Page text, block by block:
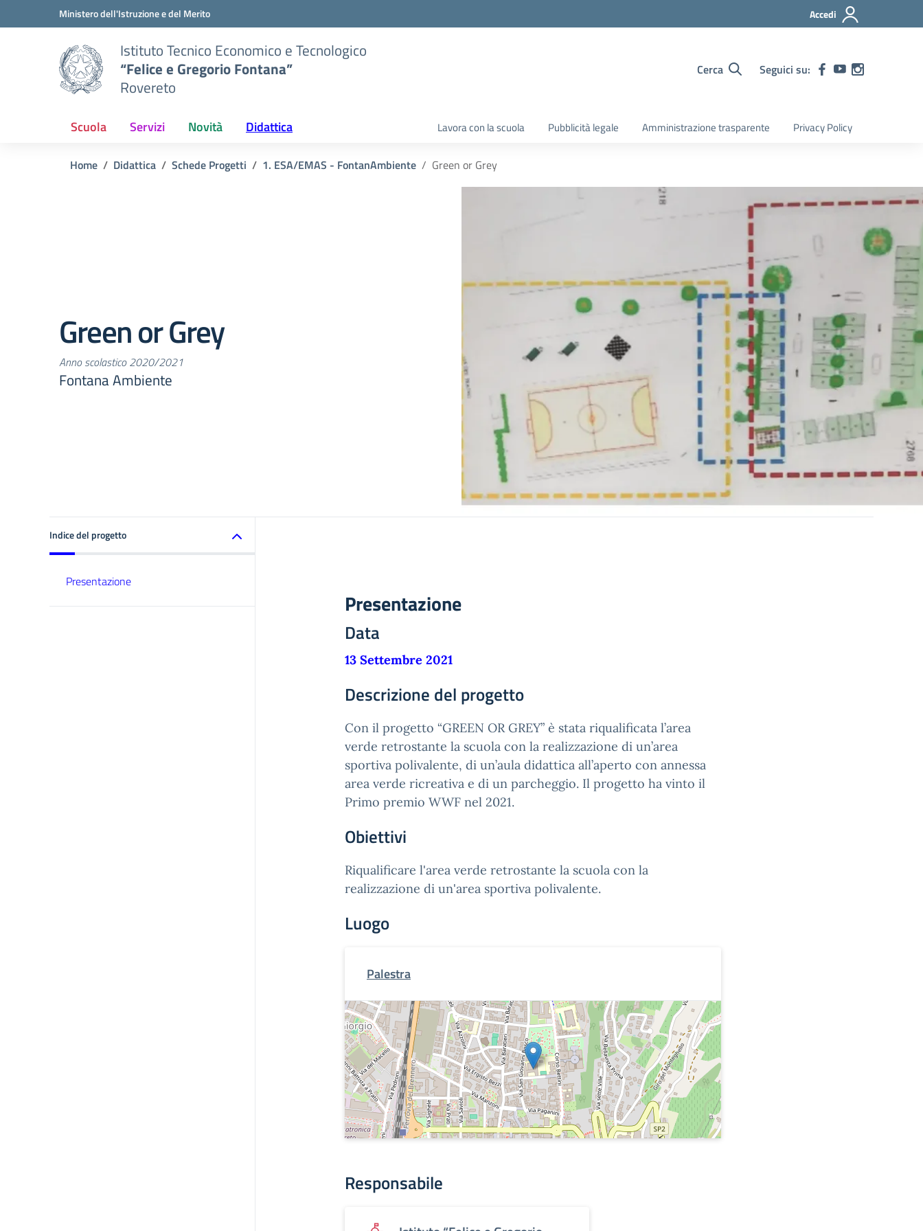
Vai ai contenuti
Vai al menu di navigazioneMinistero dell'Istruzione e del Merito Accedi
Istituto Tecnico Economico e Tecnologico
“Felice e Gregorio Fontana”
Rovereto
Cerca Seguici su:
Scuola Servizi Novità Didattica Lavora con la scuola Pubblicità legale Amministrazione trasparente Privacy Policy
Home Didattica Schede Progetti 1. ESA/EMAS - FontanAmbiente Green or Grey
Green or Grey
Anno scolastico 2020/2021
Fontana Ambiente
Indice del progetto
Presentazione
Presentazione
Data
13 Settembre 2021
Descrizione del progetto
Con il progetto “GREEN OR GREY” è stata riqualificata l’area
verde retrostante la scuola con la realizzazione di un’area
sportiva polivalente, di un’aula didattica all’aperto con annessa
area verde ricreativa e di un parcheggio. Il progetto ha vinto il
Primo premio WWF nel 2021.
Obiettivi
Riqualificare l'area verde retrostante la scuola con la
realizzazione di un'area sportiva polivalente.
Luogo
Palestra
Responsabile